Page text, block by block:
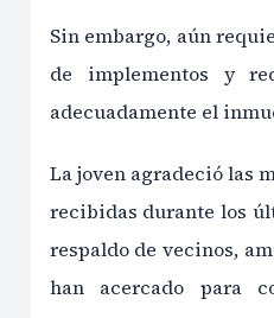
Sin embargo, aún
de implementos y
adecuadamente el
La joven agradeció las
recibidas durante los
respaldo de vecinos,
han acercado para